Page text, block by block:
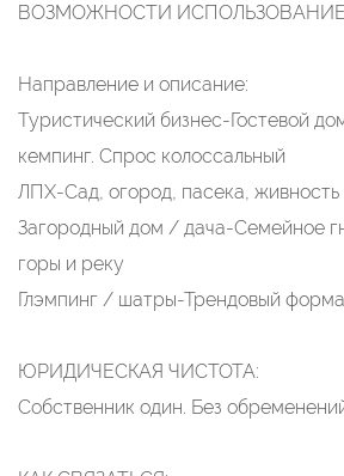
ВОЗМОЖНОСТИ
Направление и описание:
Туристический бизнес-Гостевой
кемпинг. Спрос колоссальный
ЛПХ-Сад, огород, пасека, живность
Загородный дом / дача-Семейное
горы и реку
Глэмпинг / шатры-Трендовый
ЮРИДИЧЕСКАЯ ЧИСТОТА:
Собственник один. Без